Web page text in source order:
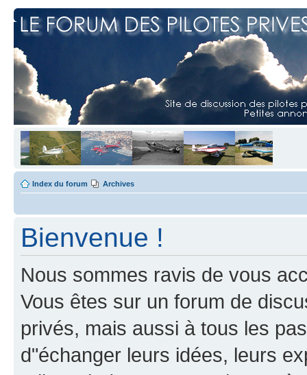
Index du forum Archives
Bienvenue !
Nous sommes ravis de vous
Vous êtes sur un forum de
privés, mais aussi à tous les
d"échanger leurs idées, leurs